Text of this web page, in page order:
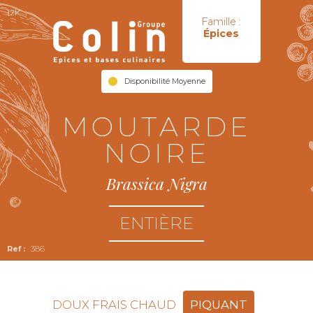
Famille :
Épices
Disponibilité Moyenne
12K
386
MOUTARDE
NOIRE
Brassica Nigra
ENTIÈRE
DOUX FRAIS CHAUD PIQUANT